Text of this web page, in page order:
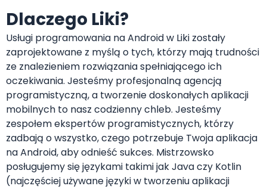
Dlaczego Liki?
Usługi programowania na Android w Liki zostały
zaprojektowane z myślą o tych, którzy mają trudności
ze znalezieniem rozwiązania spełniającego ich
oczekiwania. Jesteśmy profesjonalną agencją
programistyczną, a tworzenie doskonałych aplikacji
mobilnych to nasz codzienny chleb. Jesteśmy
zespołem ekspertów programistycznych, którzy
zadbają o wszystko, czego potrzebuje Twoja aplikacja
na Android, aby odnieść sukces. Mistrzowsko
posługujemy się językami takimi jak Java czy Kotlin
(najczęściej używane języki w tworzeniu aplikacji